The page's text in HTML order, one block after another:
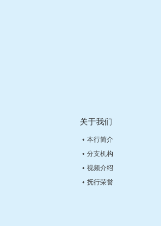
关于我们
• 本行简介
• 分支机构
• 视频介绍
• 抚行荣誉